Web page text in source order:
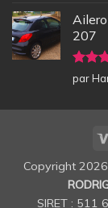
207
Note
5
par
Copyright
SIRET : 511